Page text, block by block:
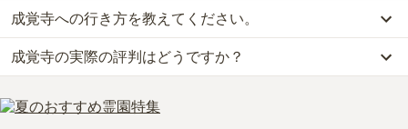
成覚寺では、一般墓が約120万円からお求めいただけます。
なお、成覚寺がある東京都の相場は、一般墓が約267万円（墓石代
別途）です。
お墓は、価格が高いものがよい、安いものが悪い、という訳ではあ
りません。大切なのは、ご家族が心から納得し、安心してお参りで
成覚寺への行き方を教えてください。
公共交通機関の場合、都営地下鉄浅草線「泉岳寺駅」から徒歩約3
分です。
詳しいルートや地図は、本ページの「地図・交通アクセス」欄をご
確認ください。
成覚寺の実際の評判はどうですか？
成覚寺の口コミはまだ投稿されておりません。
口コミはあくまで一つの目安です。資料請求や現地見学を通して、